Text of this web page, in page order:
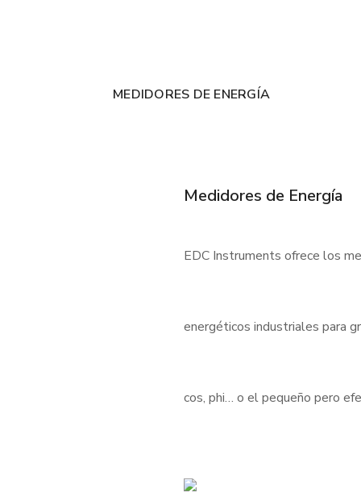
MEDIDORES DE ENERGÍA
Medidores de Energía
EDC Instruments ofrece los
energéticos industriales para
cos, phi… o el pequeño pero